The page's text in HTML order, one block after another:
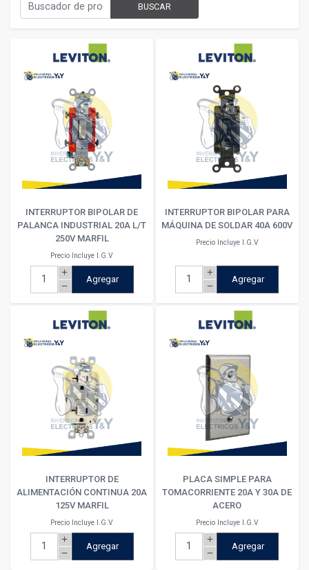
BUSCAR
INTERRUPTOR BIPOLAR DE
PALANCA INDUSTRIAL 20A L/T
250V MARFIL
Precio Incluye I.G.V
add
remove
Agregar
INTERRUPTOR BIPOLAR PARA
MÁQUINA DE SOLDAR 40A 600V
Precio Incluye I.G.V
add
remove
Agregar
INTERRUPTOR DE
ALIMENTACIÓN CONTINUA 20A
125V MARFIL
Precio Incluye I.G.V
add
remove
Agregar
PLACA SIMPLE PARA
TOMACORRIENTE 20A Y 30A DE
ACERO
Precio Incluye I.G.V
add
remove
Agregar